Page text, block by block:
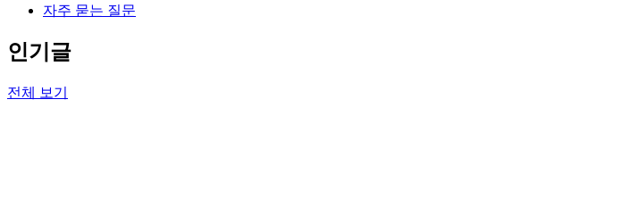
자주 묻는 질문
인기글
전체 보기